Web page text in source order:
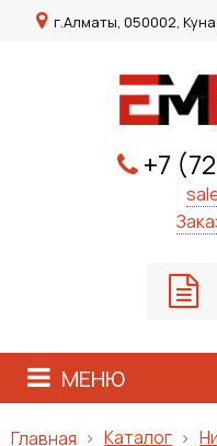
г.Алматы, 050002,
+7
МЕНЮ
Главная Каталог